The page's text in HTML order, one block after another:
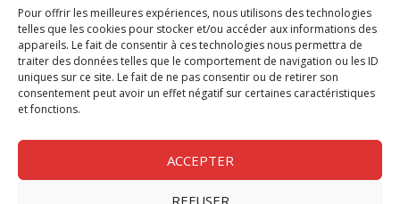
Pour offrir les meilleures expériences, nous utilisons des technologies
telles que les cookies pour stocker et/ou accéder aux informations des
appareils. Le fait de consentir à ces technologies nous permettra de
traiter des données telles que le comportement de navigation ou les ID
uniques sur ce site. Le fait de ne pas consentir ou de retirer son
consentement peut avoir un effet négatif sur certaines caractéristiques
et fonctions.
ACCEPTER
REFUSER
Chèque Compta
Chèque Emploi Spectacle
G-Pods
Profession Audio-visuel